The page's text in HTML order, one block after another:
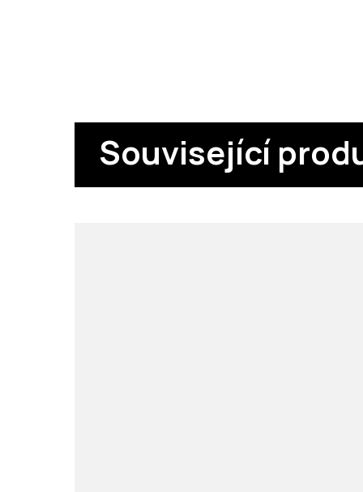
Související